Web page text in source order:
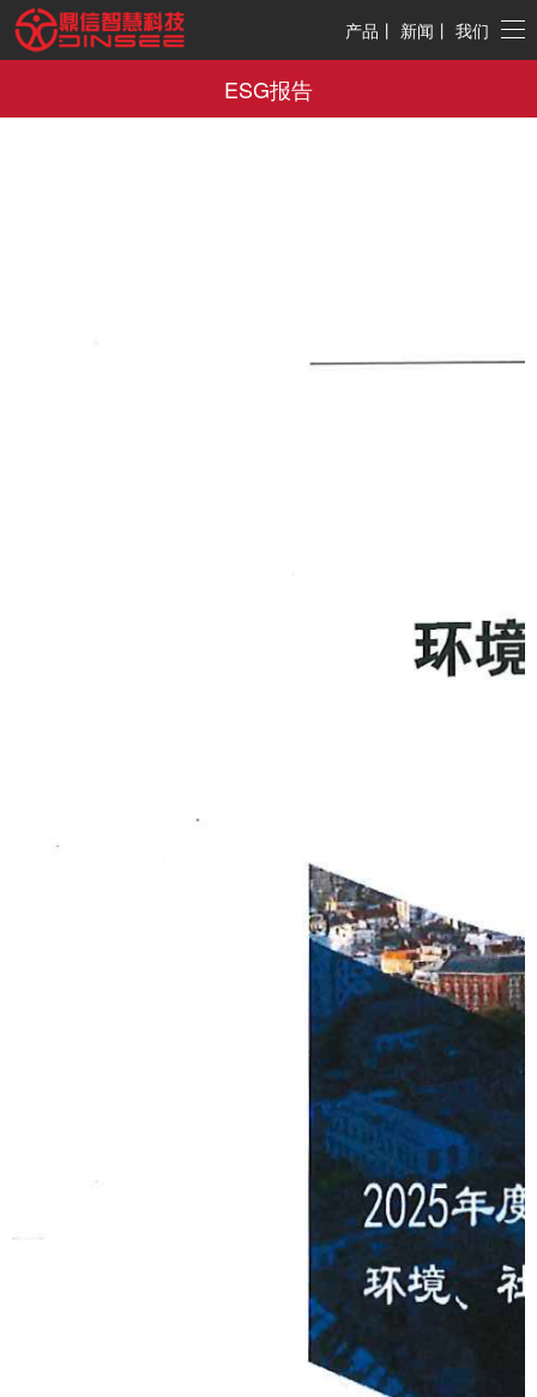
产品 丨 新闻 丨 我们
ESG报告